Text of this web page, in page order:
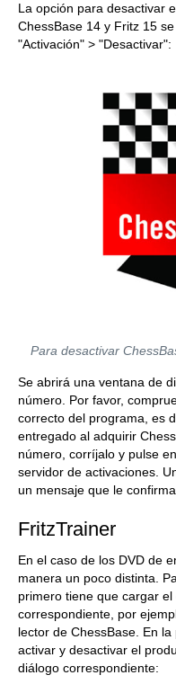
La opción para desactivar
ChessBase 14 y Fritz 15
"Activación" > "Desactivar":
Para desactivar
Se abrirá una ventana de
número. Por favor,
correcto del programa, es
entregado al adquirir
número, corríjalo y pulse
servidor de activaciones.
un mensaje que le
FritzTrainer
En el caso de los DVD de
manera un poco distinta.
primero tiene que cargar
correspondiente, por
lector de ChessBase. En
activar y desactivar el
diálogo correspondiente: